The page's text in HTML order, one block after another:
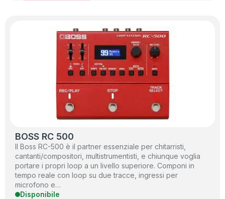
BOSS RC 500
Il Boss RC-500 è il partner essenziale per chitarristi,
cantanti/compositori, multistrumentisti, e chiunque voglia
portare i propri loop a un livello superiore. Componi in
tempo reale con loop su due tracce, ingressi per
microfono e…
Disponibile